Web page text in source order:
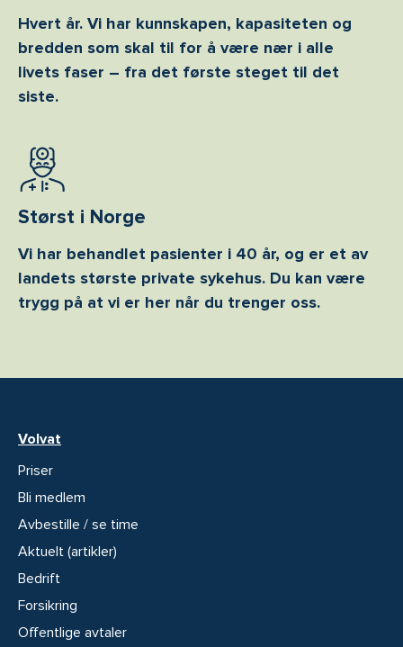
Hvert år. Vi har kunnskapen, kapasiteten og
bredden som skal til for å være nær i alle
livets faser – fra det første steget til det
siste.
Størst i Norge
Vi har behandlet pasienter i 40 år, og er et av
landets største private sykehus. Du kan være
trygg på at vi er her når du trenger oss.
Volvat
Priser
Bli medlem
Avbestille / se time
Aktuelt (artikler)
Bedrift
Forsikring
Offentlige avtaler